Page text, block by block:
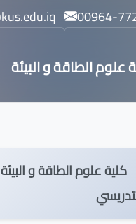
info@kus.edu.iq
علوم الطاقة و البيئة
كلية علوم الطاقة و البيئة